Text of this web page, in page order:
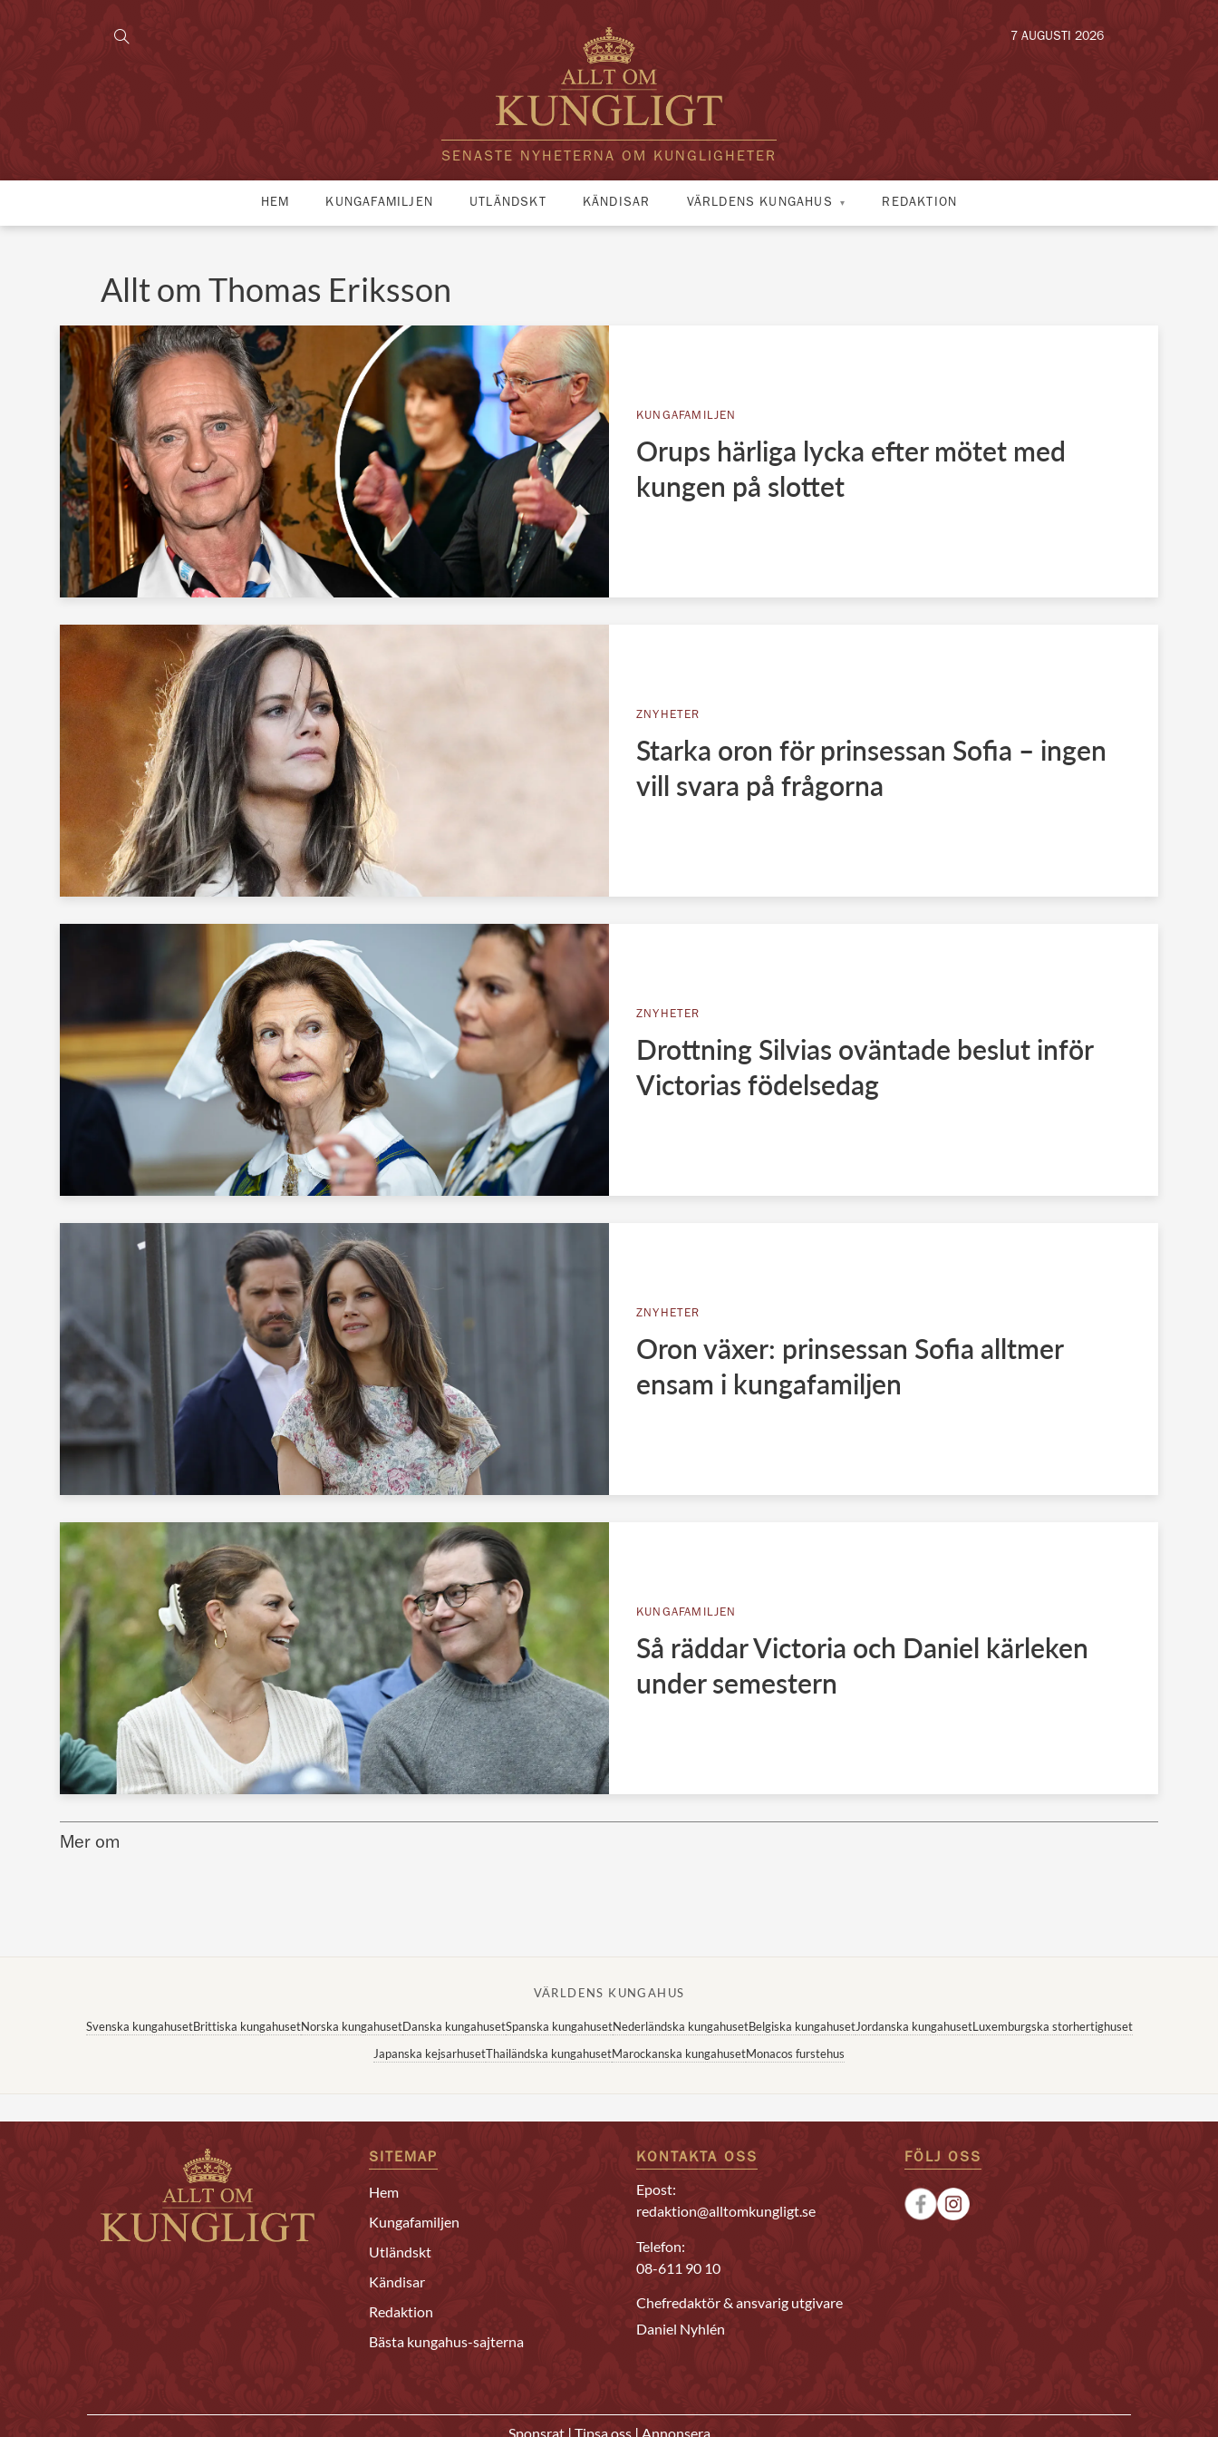
SENASTE NYHETERNA OM KUNGLIGHETER
7 AUGUSTI 2026
HEM KUNGAFAMILJEN UTLÄNDSKT KÄNDISAR VÄRLDENS KUNGAHUS REDAKTION
Allt om Thomas Eriksson
KUNGAFAMILJEN
Orups härliga lycka efter mötet med
kungen på slottet
ZNYHETER
Starka oron för prinsessan Sofia – ingen
vill svara på frågorna
ZNYHETER
Drottning Silvias oväntade beslut inför
Victorias födelsedag
ZNYHETER
Oron växer: prinsessan Sofia alltmer
ensam i kungafamiljen
KUNGAFAMILJEN
Så räddar Victoria och Daniel kärleken
under semestern
Mer om
VÄRLDENS KUNGAHUS
Svenska kungahusetBrittiska kungahusetNorska kungahusetDanska kungahusetSpanska kungahusetNederländska kungahusetBelgiska kungahusetJordanska kungahusetLuxemburgska storhertighuset
Japanska kejsarhusetThailändska kungahusetMarockanska kungahusetMonacos furstehus
SITEMAP
Hem
Kungafamiljen
Utländskt
Kändisar
Redaktion
Bästa kungahus-sajterna
KONTAKTA OSS
Epost:
redaktion@alltomkungligt.se
Telefon:
08-611 90 10
Chefredaktör & ansvarig utgivare
Daniel Nyhlén
FÖLJ OSS
Sponsrat Tipsa oss Annonsera